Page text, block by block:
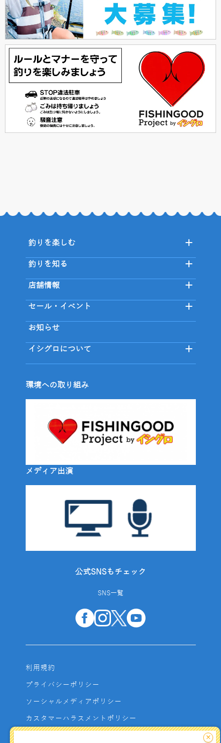
釣りを楽しむ
釣りを知る
店舗情報
セール・イベント
お知らせ
イシグロについて
環境への取り組み
メディア出演
公式SNSもチェック
SNS一覧
利用規約
プライバシーポリシー
ソーシャルメディアポリシー
カスタマーハラスメントポリシー
×